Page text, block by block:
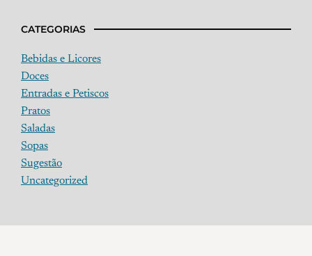
CATEGORIAS
Bebidas e Licores
Doces
Entradas e Petiscos
Pratos
Saladas
Sopas
Sugestão
Uncategorized